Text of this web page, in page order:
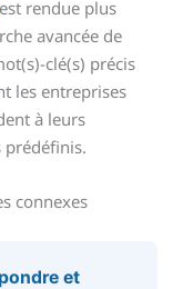
est rendue plus
avancée de
clé(s) précis
les entreprises
à leurs
prédéfinis.
connexes
et